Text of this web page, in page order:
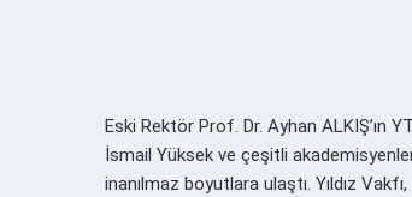
Eski Rektör Prof. Dr. Ayhan ALKIŞ’ın
İsmail Yüksek ve çeşitli
inanılmaz boyutlara ulaştı. Yıldız